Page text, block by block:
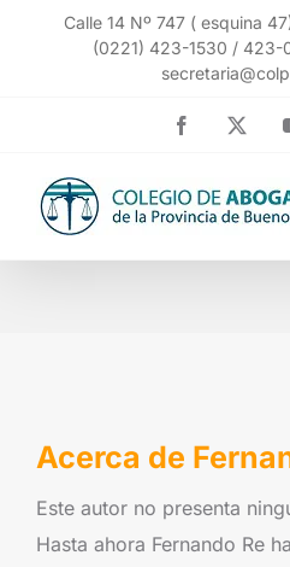
Calle 14 Nº 747 ( esquina
(0221) 423-1530 /
Facebook
Acerca de
Este autor no presenta
Hasta ahora Fernando Re